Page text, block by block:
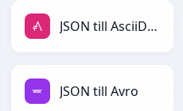
JSON till AsciiDoc
JSON till Avro